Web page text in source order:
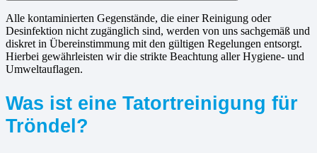
Alle kontaminierten Gegenstände, die einer Reinigung oder
Desinfektion nicht zugänglich sind, werden von uns sachgemäß und
diskret in Übereinstimmung mit den gültigen Regelungen entsorgt.
Hierbei gewährleisten wir die strikte Beachtung aller Hygiene- und
Umweltauflagen.
Was ist eine Tatortreinigung für
Tröndel?